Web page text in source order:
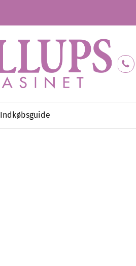
Indkøbsguide